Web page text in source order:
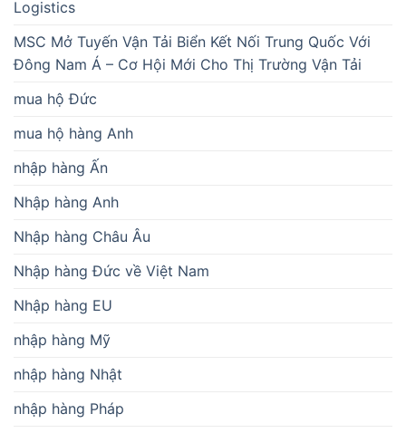
Logistics
MSC Mở Tuyến Vận Tải Biển Kết Nối Trung Quốc Với
Đông Nam Á – Cơ Hội Mới Cho Thị Trường Vận Tải
mua hộ Đức
mua hộ hàng Anh
nhập hàng Ấn
Nhập hàng Anh
Nhập hàng Châu Âu
Nhập hàng Đức về Việt Nam
Nhập hàng EU
nhập hàng Mỹ
nhập hàng Nhật
nhập hàng Pháp